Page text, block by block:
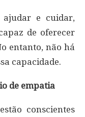
ajudar e cuidar,
de oferecer
entanto, não há
capacidade.
de empatia
conscientes